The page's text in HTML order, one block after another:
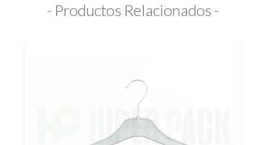
- Productos Relacionados -